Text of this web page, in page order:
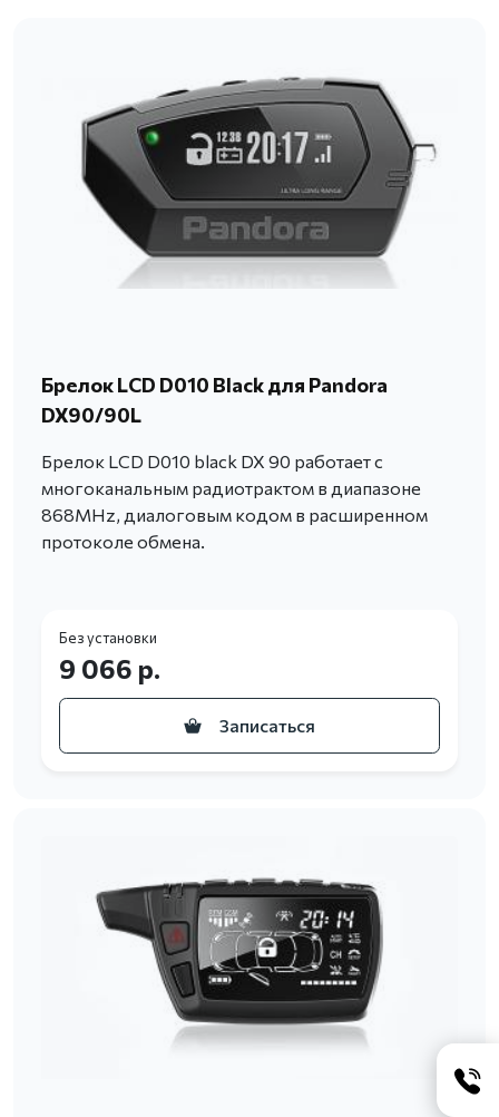
Брелок LCD D010 Black для Pandora
DX90/90L
Брелок LCD D010 black DX 90 работает c
многоканальным радиотрактом в диапазоне
868MHz, диалоговым кодом в расширенном
протоколе обмена.
Без установки
9 066 р.
Записаться